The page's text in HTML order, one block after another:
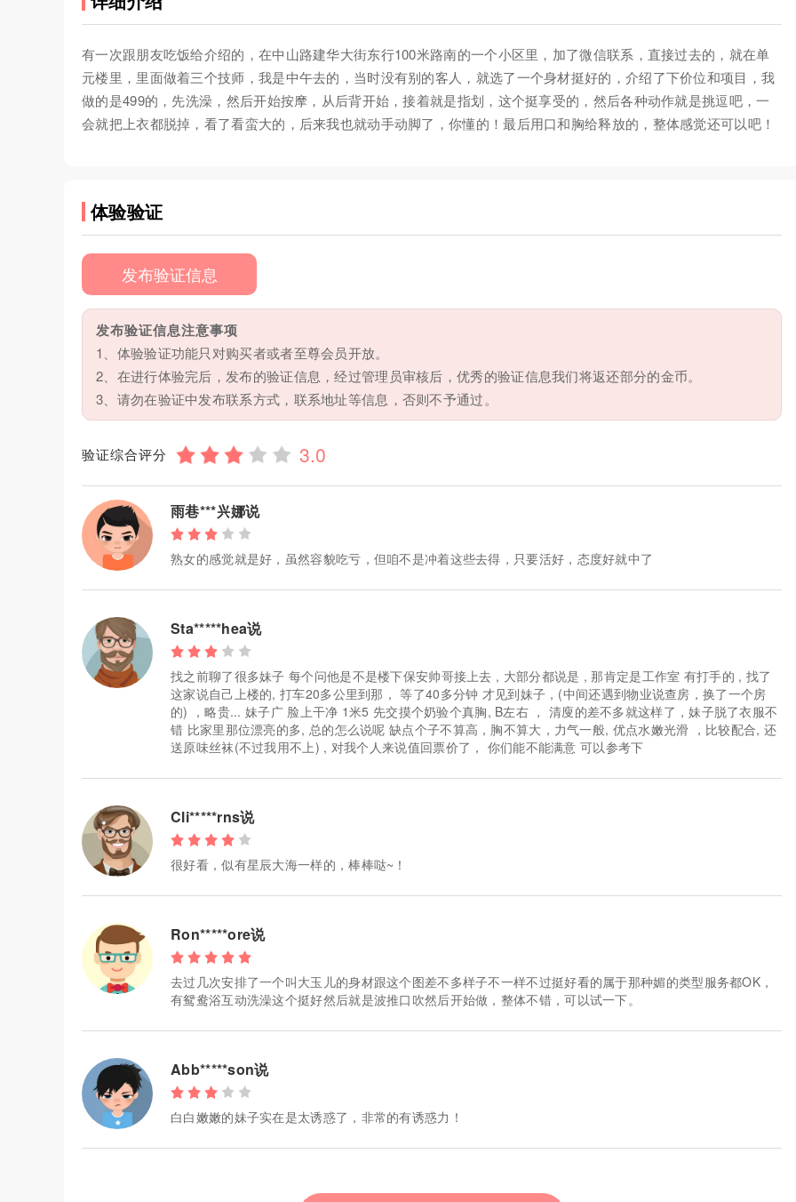
有一次跟朋友吃饭给介绍的，在中山路建华大街东行100米路南的一个小区里，加了微信联系，直接过去的，就在单
元楼里，里面做着三个技师，我是中午去的，当时没有别的客人，就选了一个身材挺好的，介绍了下价位和项目，我
做的是499的，先洗澡，然后开始按摩，从后背开始，接着就是指划，这个挺享受的，然后各种动作就是挑逗吧，一
会就把上衣都脱掉，看了看蛮大的，后来我也就动手动脚了，你懂的！最后用口和胸给释放的，整体感觉还可以吧！
体验验证
发布验证信息
发布验证信息注意事项
1、体验验证功能只对购买者或者至尊会员开放。
2、在进行体验完后，发布的验证信息，经过管理员审核后，优秀的验证信息我们将返还部分的金币。
3、请勿在验证中发布联系方式，联系地址等信息，否则不予通过。
验证综合评分
雨巷***兴娜说
熟女的感觉就是好，虽然容貌吃亏，但咱不是冲着这些去得，只要活好，态度好就中了
Sta*****hea说
找之前聊了很多妹子 每个问他是不是楼下保安帅哥接上去 , 大部分都说是 , 那肯定是工作室 有打手的 , 找了
这家说自己上楼的, 打车20多公里到那， 等了40多分钟 才见到妹子，(中间还遇到物业说查房，换了一个房
的) ，略贵... 妹子广 脸上干净 1米5 先交摸个奶验个真胸, B左右 ， 清廋的差不多就这样了，妹子脱了衣服不
错 比家里那位漂亮的多, 总的怎么说呢 缺点个子不算高，胸不算大，力气一般, 优点水嫩光滑 ，比较配合, 还
送原味丝袜(不过我用不上) , 对我个人来说值回票价了， 你们能不能满意 可以参考下
Cli*****rns说
很好看，似有星辰大海一样的，棒棒哒~！
Ron*****ore说
去过几次安排了一个叫大玉儿的身材跟这个图差不多样子不一样不过挺好看的属于那种媚的类型服务都OK，
有鸳鸯浴互动洗澡这个挺好然后就是波推口吹然后开始做，整体不错，可以试一下。
Abb*****son说
白白嫩嫩的妹子实在是太诱惑了，非常的有诱惑力！